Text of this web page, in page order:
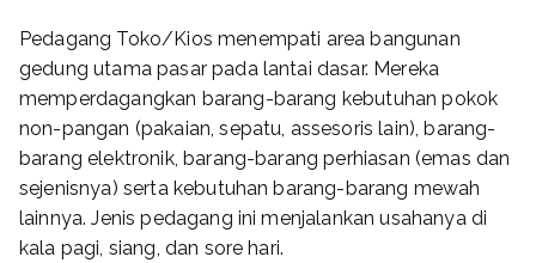
Pedagang Toko/Kios menempati area bangunan
gedung utama pasar pada lantai dasar. Mereka
memperdagangkan barang-barang kebutuhan pokok
non-pangan (pakaian, sepatu, assesoris lain), barang-
barang elektronik, barang-barang perhiasan (emas dan
sejenisnya) serta kebutuhan barang-barang mewah
lainnya. Jenis pedagang ini menjalankan usahanya di
kala pagi, siang, dan sore hari.